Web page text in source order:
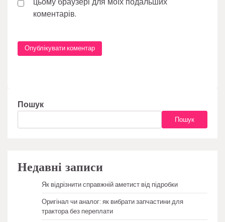
коментарів.
Пошук
Пошук
Недавні записи
Як відрізнити справжній аметист від підробки
Оригінал чи аналог: як вибрати запчастини для
трактора без переплати